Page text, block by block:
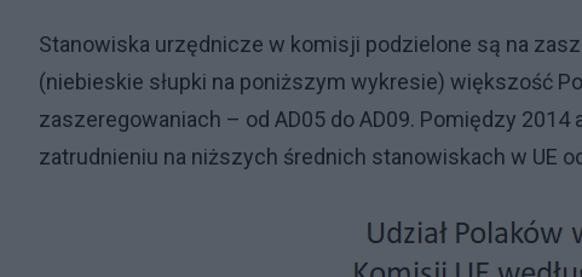
Stanowiska urzędnicze w komisji podzielone są na
(niebieskie słupki na poniższym wykresie) większość
zaszeregowaniach – od AD05 do AD09. Pomiędzy 2014
zatrudnieniu na niższych średnich stanowiskach w UE